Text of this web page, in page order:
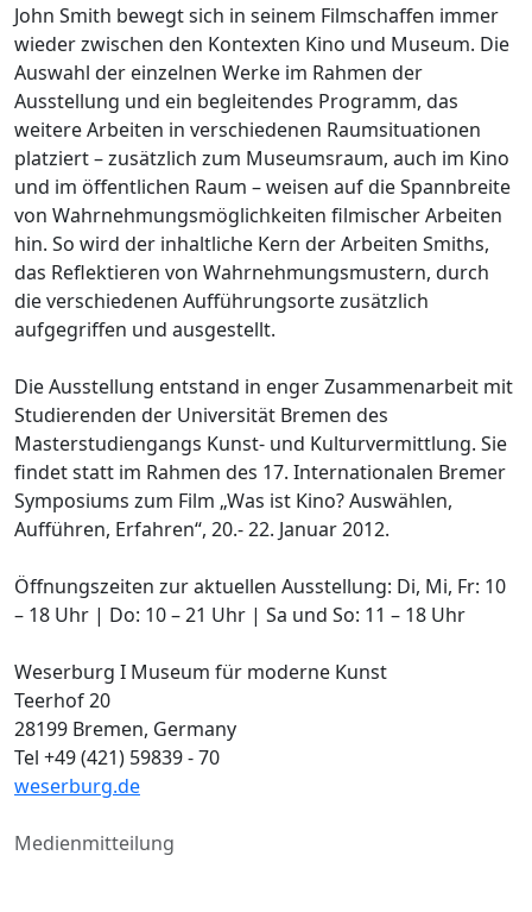
John Smith bewegt sich in seinem Filmschaffen immer
wieder zwischen den Kontexten Kino und Museum. Die
Auswahl der einzelnen Werke im Rahmen der
Ausstellung und ein begleitendes Programm, das
weitere Arbeiten in verschiedenen Raumsituationen
platziert – zusätzlich zum Museumsraum, auch im Kino
und im öffentlichen Raum – weisen auf die Spannbreite
von Wahrnehmungsmöglichkeiten filmischer Arbeiten
hin. So wird der inhaltliche Kern der Arbeiten Smiths,
das Reflektieren von Wahrnehmungsmustern, durch
die verschiedenen Aufführungsorte zusätzlich
aufgegriffen und ausgestellt.
Die Ausstellung entstand in enger Zusammenarbeit mit
Studierenden der Universität Bremen des
Masterstudiengangs Kunst- und Kulturvermittlung. Sie
findet statt im Rahmen des 17. Internationalen Bremer
Symposiums zum Film „Was ist Kino? Auswählen,
Aufführen, Erfahren“, 20.- 22. Januar 2012.
Öffnungszeiten zur aktuellen Ausstellung: Di, Mi, Fr: 10
– 18 Uhr | Do: 10 – 21 Uhr | Sa und So: 11 – 18 Uhr
Weserburg I Museum für moderne Kunst
Teerhof 20
28199 Bremen, Germany
Tel +49 (421) 59839 - 70
weserburg.de
Medienmitteilung